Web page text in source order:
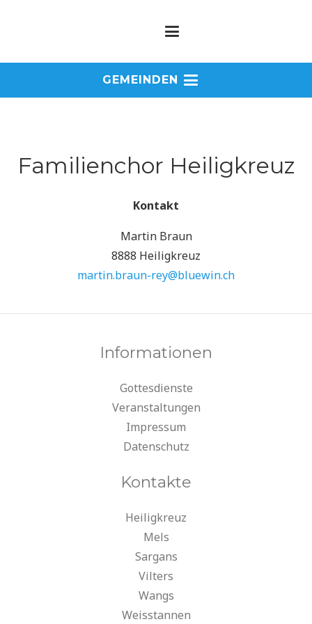
GEMEINDEN
Familienchor Heiligkreuz
Kontakt
Martin Braun
8888 Heiligkreuz
martin.braun-rey@bluewin.ch
Informationen
Gottesdienste
Veranstaltungen
Impressum
Datenschutz
Kontakte
Heiligkreuz
Mels
Sargans
Vilters
Wangs
Weisstannen